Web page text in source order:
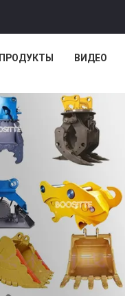
ПРОДУКТЫ ВИДЕО